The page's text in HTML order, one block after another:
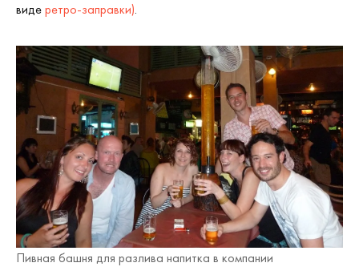
видеретро-заправки).
Пивная башня для разлива напитка в компании